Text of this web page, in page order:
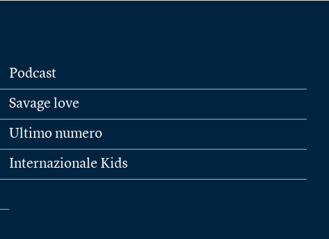
Podcast
Savage love
Ultimo numero
Internazionale Kids